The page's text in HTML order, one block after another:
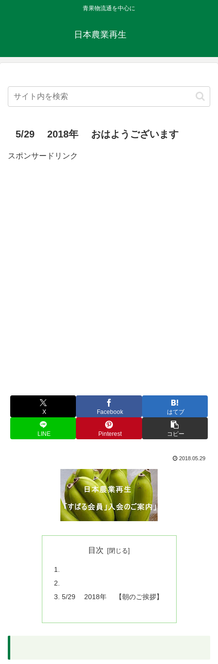
青果物流通を中心に
日本農業再生
5/29 2018年 おはようございます
スポンサードリンク
X Facebook はてブ
LINE Pinterest コピー
2018.05.29
目次
5/29 2018年 【朝のご挨拶】